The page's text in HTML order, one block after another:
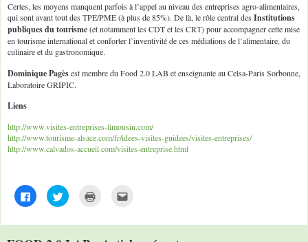
Certes, les moyens manquent parfois à l’appel au niveau des entreprises agro-alimentaires,
qui sont avant tout des TPE/PME (à plus de 85%). De là, le rôle central des Institutions
publiques du tourisme(et notamment les CDT et les CRT) pour accompagner cette mise
en tourisme international et conforter l’inventivité de ces médiations de l’alimentaire, du
culinaire et du gastronomique.
Dominique Pagèsest membre du Food 2.0 LAB et enseignante au Celsa-Paris Sorbonne,
Laboratoire GRIPIC.
Liens
http://www.visites-entreprises-limousin.com/
http://www.tourisme-alsace.com/fr/idees-visites-guidees/visites-entreprises/
http://www.calvados-accueil.com/visites-entreprise.html
C
l
u
C
l
u u u